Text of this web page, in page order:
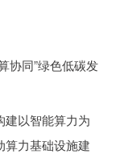
协同”绿色低碳发
建以智能算力为
算力基础设施建